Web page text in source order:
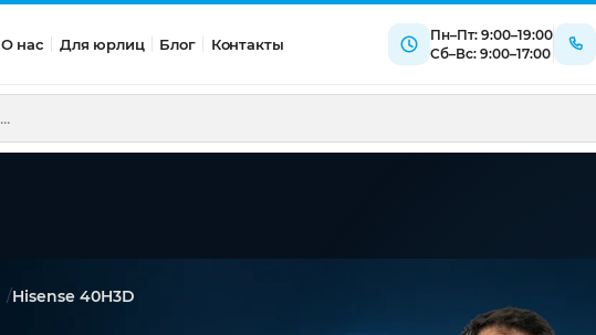
О нас Для юрлиц Блог Контакты
Пн–Пт: 9:00–19:00
Сб–Вс: 9:00–17:00
Hisense 40H3D